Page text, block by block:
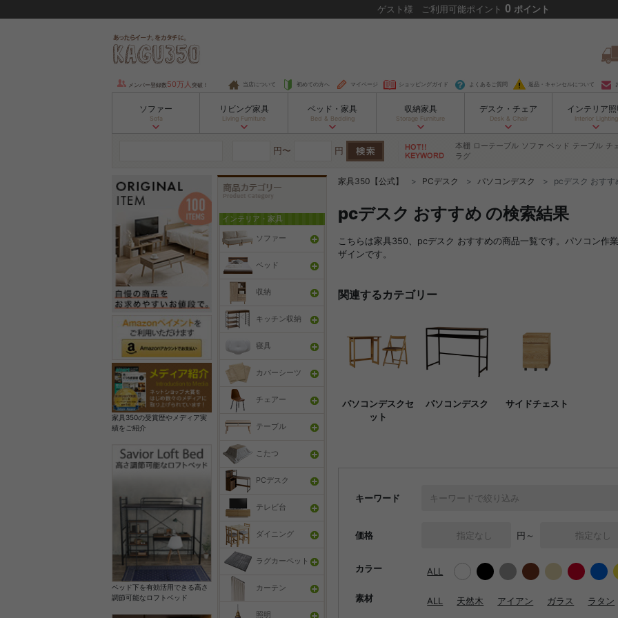
ゲスト 様 ご利用可能ポイント 0 ポイント
メンバー登録数 50万人 突破！ 当店について 初めての方へ マイページ ショッピングガイド よくあるご質問 返品・キャンセルについて
ソファー
Sofa
リビング家具
Living Furniture
ベッド・家具
Bed & Bedding
収納家具
Storage Furniture
デスク・チェア
Desk & Chair
インテリア
Interior Lighting
円〜 円 本棚 ローテーブル ソファ ベッド テーブル チ
ラグ
家具350の受賞歴やメディア実
績をご紹介
ベッド下を有効活用できる高さ
調節可能なロフトベッド
インテリア・家具
ソファー
ベッド
収納
キッチン収納
寝具
カバーシーツ
チェアー
テーブル
こたつ
PCデスク
テレビ台
ダイニング
ラグカーペット
カーテン
照明
家具350【公式】 PCデスク パソコンデスク pcデスク おすす
pcデスク おすすめ の検索結果
こちらは家具350、pcデスク おすすめの商品一覧です。パソコン作
ザインです。
関連するカテゴリー
パソコンデスクセ
ット
パソコンデスク サイドチェスト
キーワード
価格 円～
カラー ALL
素材 ALL 天然木 アイアン ガラス ラタン